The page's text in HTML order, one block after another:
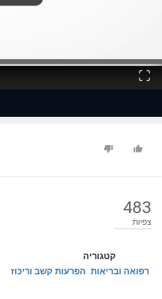
Fullscreen
483
צפיות
קטגוריה
רפואה ובריאות הפרעות קשב וריכוז